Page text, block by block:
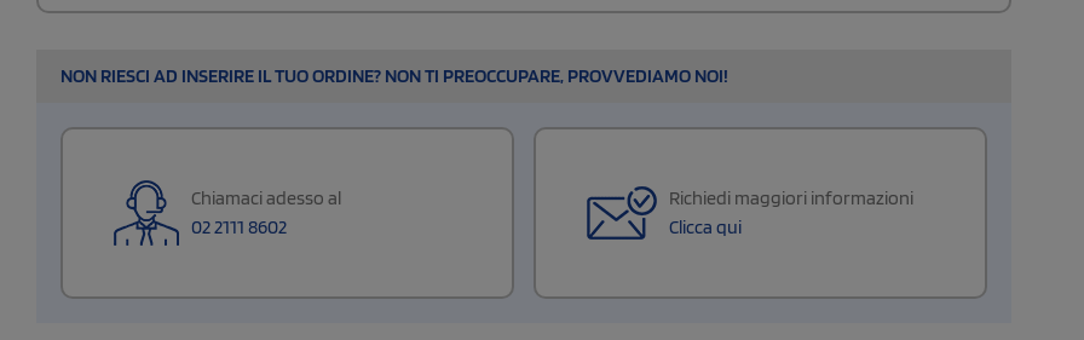
NON RIESCI AD INSERIRE IL TUO ORDINE? NON TI PREOCCUPARE, PROVVEDIAMO NOI!
Chiamaci adesso al
02 2111 8602
Richiedi maggiori informazioni
Clicca qui